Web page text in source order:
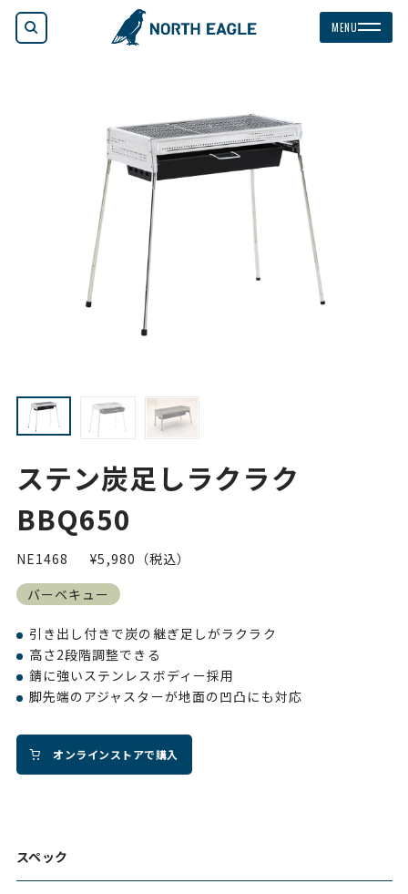
MENU検索
ステン炭足しラクラク
BBQ650
NE1468
¥5,980（税込）
バーベキュー
引き出し付きで炭の継ぎ足しがラクラク
高さ2段階調整できる
錆に強いステンレスボディー採用
脚先端のアジャスターが地面の凹凸にも対応
オンラインストアで購入
スペック